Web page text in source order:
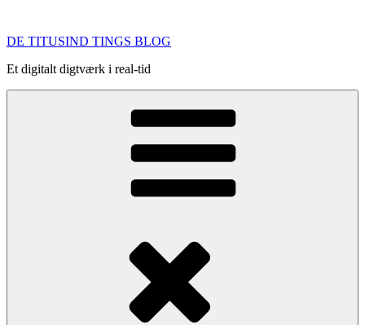
indhold
DE TITUSIND TINGS BLOG
Et digitalt digtværk i real-tid